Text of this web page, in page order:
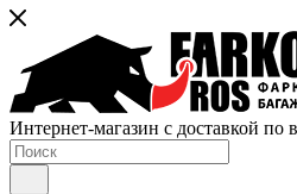
Интернет-магазин с доставкой по